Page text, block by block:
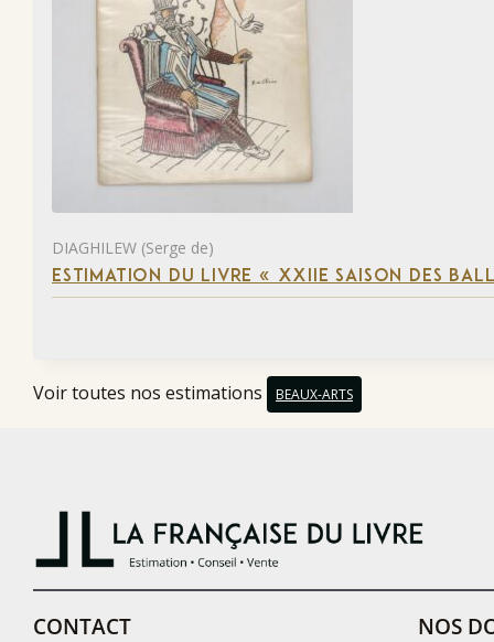
DIAGHILEW (Serge de)
ESTIMATION DU LIVRE « XXIIE SAISON DES
Voir toutes nos estimations BEAUX-ARTS
CONTACT NOS